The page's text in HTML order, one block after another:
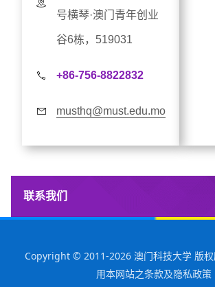
号横琴·澳门青年创业
谷6栋，519031
+86-756-8822832
musthq@must.edu.mo
联系我们
Copyright © 2011-2026 澳门科技大学 版权
用本网站之条款及隐私政策